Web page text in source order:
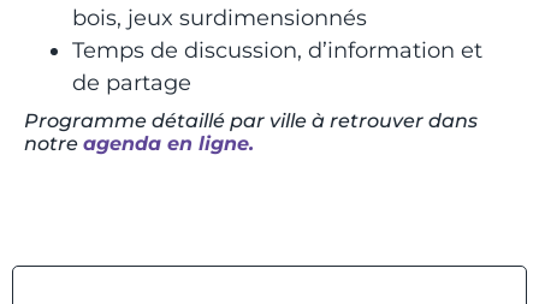
bois, jeux surdimensionnés
Temps de discussion, d’information et
de partage
Programme détaillé par ville à retrouver dans
notre agenda en ligne.